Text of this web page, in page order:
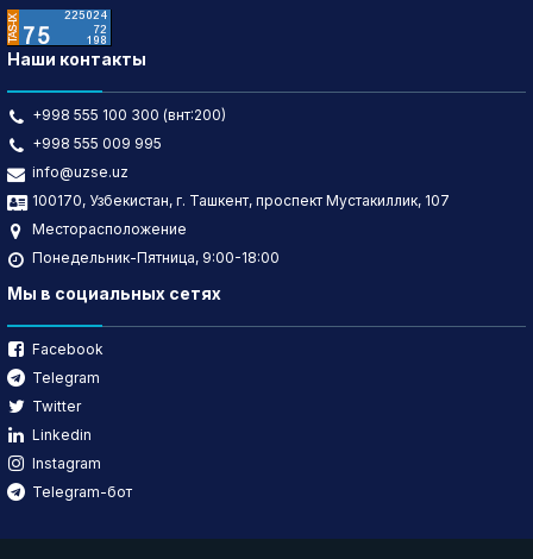
Наши контакты
+998 555 100 300 (внт:200)
+998 555 009 995
info@uzse.uz
100170, Узбекистан, г. Ташкент, проспект Мустакиллик, 107
Месторасположение
Понедельник-Пятница, 9:00-18:00
Мы в социальных сетях
Facebook
Telegram
Twitter
Linkedin
Instagram
Telegram-бот